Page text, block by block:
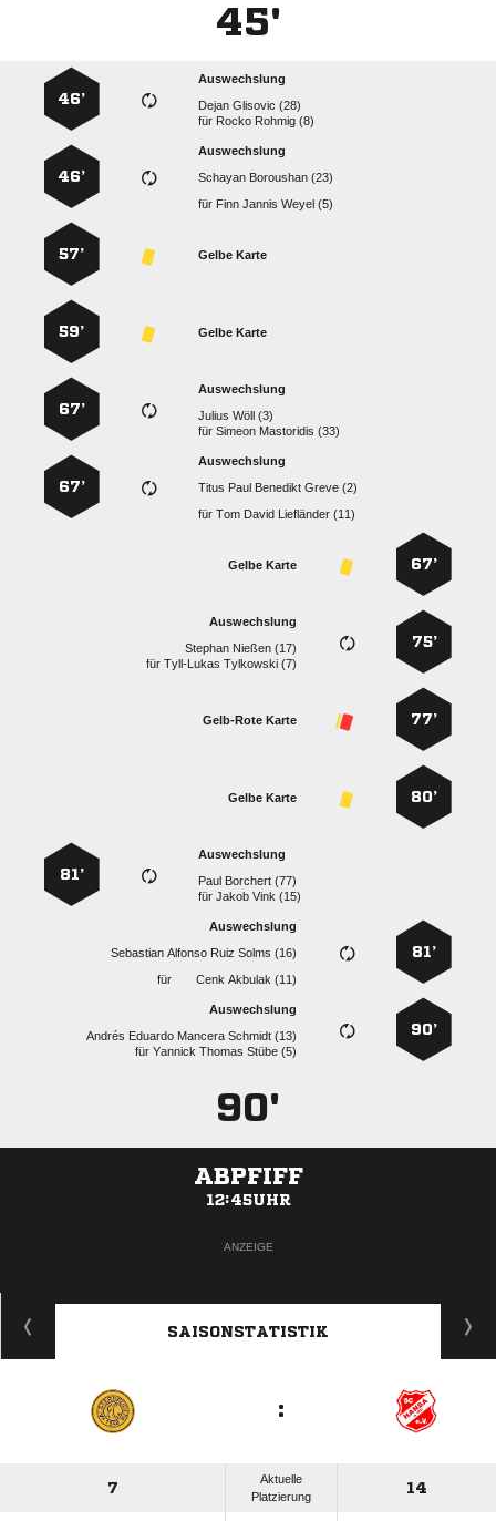
45'
Auswechslung
  
für   
46’
Auswechslung
  
für    
46’
Gelbe Karte
57’
Gelbe Karte
59’
Auswechslung
  
für  
67’
Auswechslung
    
für   
67’
67’
Gelbe Karte
75’
Auswechslung
  
für  
77’
Gelb-Rote Karte
80’
Gelbe Karte
Auswechslung
  
für  
81’
81’
Auswechslung
    
für
  
90’
Auswechslung
    
für   
90'
ABPFIFF
12:45UHR
ANZEIGE
SAISONSTATISTIK
:
7
Aktuelle
Platzierung
14